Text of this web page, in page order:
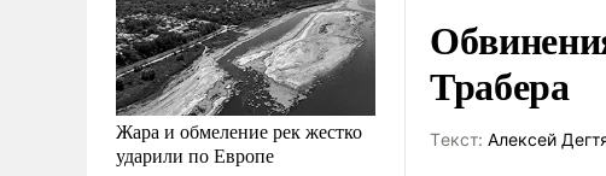
Жара и обмеление рек жестко
ударили по Европе
Трабера
Tекст: Алексей